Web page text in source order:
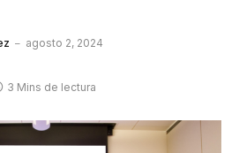
agosto 2, 2024
3 Mins de lectura